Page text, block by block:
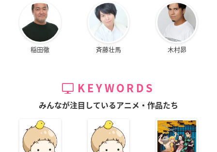
稲田徹 斉藤壮馬 木村昴
KEYWORDS
みんなが注目しているアニメ・作品たち